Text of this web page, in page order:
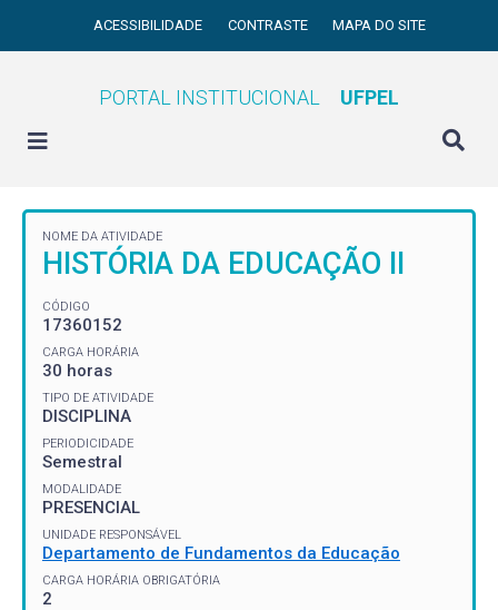
ACESSIBILIDADE CONTRASTE MAPA DO SITE
PORTAL INSTITUCIONAL UFPEL
NOME DA ATIVIDADE
HISTÓRIA DA EDUCAÇÃO II
CÓDIGO
17360152
CARGA HORÁRIA
30 horas
TIPO DE ATIVIDADE
DISCIPLINA
PERIODICIDADE
Semestral
MODALIDADE
PRESENCIAL
UNIDADE RESPONSÁVEL
Departamento de Fundamentos da Educação
CARGA HORÁRIA OBRIGATÓRIA
2